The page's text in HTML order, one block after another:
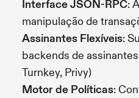
Interface JSON-RPC:
manipulação de
Assinantes Flexíveis:
backends de
Turnkey, Privy)
Motor de Políticas: